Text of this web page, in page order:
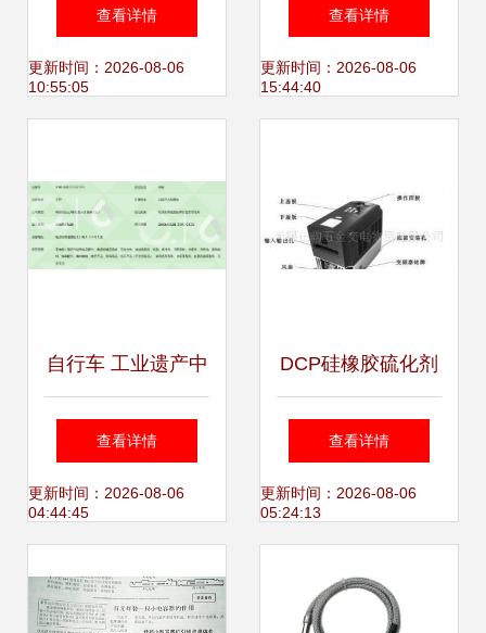
交流 深化服务与行
查看详情
更新时间：2026-08-06
10:55:05
亮丽成绩单
查看详情
更新时间：2026-08-06
15:44:40
自行车 工业遗产中
的轻盈身影——以
哈尔滨华德液压气
查看详情
更新时间：2026-08-06
04:44:45
DCP硅橡胶硫化剂
市场价格走势与优
质厂家推荐｜世界
查看详情
更新时间：2026-08-06
05:24:13